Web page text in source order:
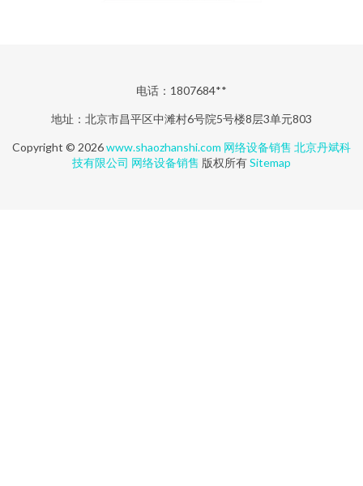
电话：1807684**
地址：北京市昌平区中滩村6号院5号楼8层3单元803
Copyright © 2026www.shaozhanshi.com 网络设备销售 北京丹斌科
技有限公司 网络设备销售 版权所有Sitemap